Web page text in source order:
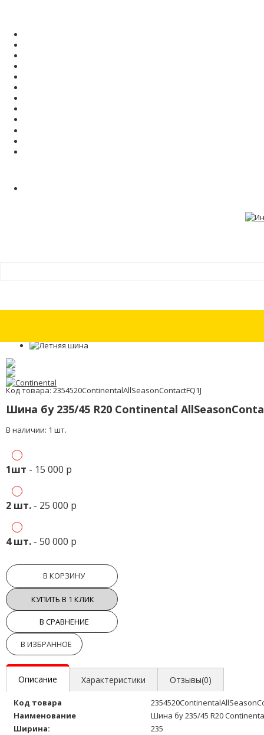
Код товара: 2354520ContinentalAllSeasonContactFQ1J
Шина бу 235/45 R20 Continental
В наличии: 1 шт.
1шт - 15 000 р
2 шт. - 25 000 р
4 шт. - 50 000 р
В КОРЗИНУ
КУПИТЬ В 1 КЛИК
В СРАВНЕНИЕ
В ИЗБРАННОЕ
Описание Характеристики Отзывы(0)
Код товара
Наименование
Шина бу 235/45 R20
Ширина:
235